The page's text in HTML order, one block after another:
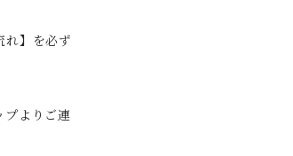
れ】を必ず
プよりご連